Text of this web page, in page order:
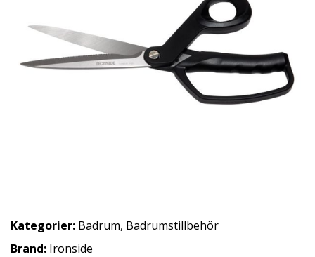
Kategorier: Badrum, Badrumstillbehör
Brand: Ironside